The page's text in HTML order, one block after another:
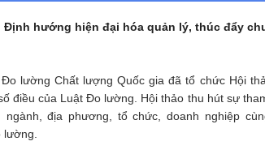
hướng hiện đại hóa quản lý, thúc đẩy
lường Chất lượng Quốc gia đã tổ chức Hội
điều của Luật Đo lường. Hội thảo thu hút sự
địa phương, tổ chức, doanh nghiệp